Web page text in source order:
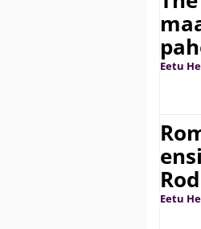
Eetu
Eetu